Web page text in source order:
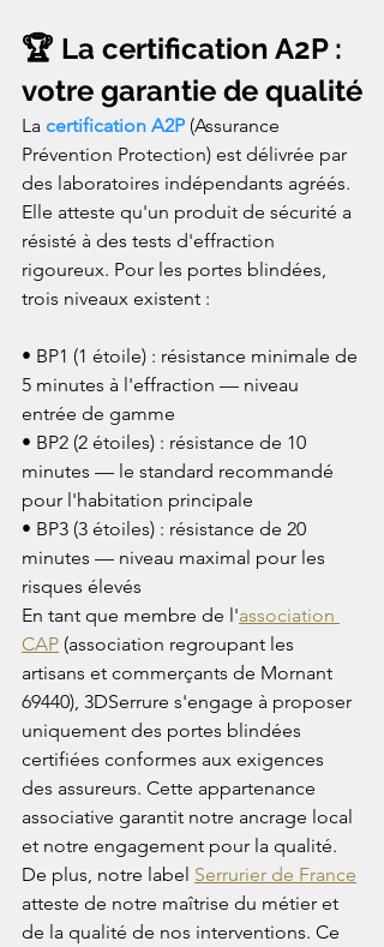
🏆 La certification A2P :
votre garantie de qualité
La certification A2P (Assurance
Prévention Protection) est délivrée par
des laboratoires indépendants agréés.
Elle atteste qu'un produit de sécurité a
résisté à des tests d'effraction
rigoureux. Pour les portes blindées,
trois niveaux existent :
• BP1 (1 étoile) : résistance minimale de
5 minutes à l'effraction — niveau
entrée de gamme
• BP2 (2 étoiles) : résistance de 10
minutes — le standard recommandé
pour l'habitation principale
• BP3 (3 étoiles) : résistance de 20
minutes — niveau maximal pour les
risques élevés
En tant que membre de l'association
CAP (association regroupant les
artisans et commerçants de Mornant
69440), 3DSerrure s'engage à proposer
uniquement des portes blindées
certifiées conformes aux exigences
des assureurs. Cette appartenance
associative garantit notre ancrage local
et notre engagement pour la qualité.
De plus, notre label Serrurier de France
atteste de notre maîtrise du métier et
de la qualité de nos interventions. Ce